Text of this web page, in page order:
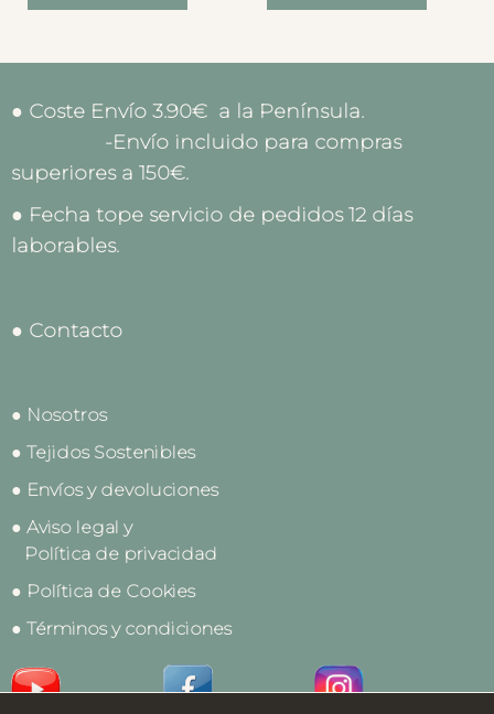
● Coste Envío 3.90€ a la Península.
-Envío incluido para compras
superiores a 150€.
● Fecha tope servicio de pedidos 12 días
laborables.
● Contacto
● Nosotros
● Tejidos Sostenibles
● Envíos y devoluciones
● Aviso legal y
Política de privacidad
● Política de Cookies
● Términos y condiciones